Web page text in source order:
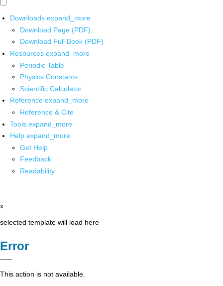
Downloads expand_more
Download Page (PDF)
Download Full Book (PDF)
Resources expand_more
Periodic Table
Physics Constants
Scientific Calculator
Reference expand_more
Reference & Cite
Tools expand_more
Help expand_more
Get Help
Feedback
Readability
x
selected template will load here
Error
This action is not available.